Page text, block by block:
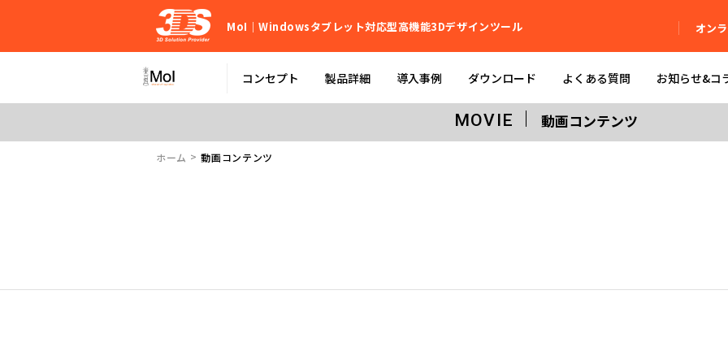
MoI｜Windowsタブレット対応型高機能3Dデザインツール オン
コンセプト 製品詳細 導入事例 ダウンロード よくある質問 お知らせ&コ
MOVIE 動画コンテンツ
ホーム 動画コンテンツ